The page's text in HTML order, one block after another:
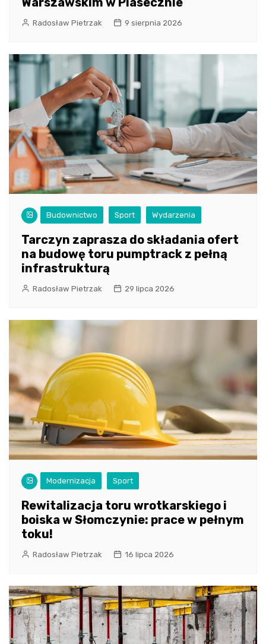
Radosław Pietrzak 9 sierpnia 2026
Budownictwo Sport Wydarzenia
Tarczyn zaprasza do składania ofert
na budowę toru pumptrack z pełną
infrastrukturą
Radosław Pietrzak 29 lipca 2026
Modernizacja Sport
Rewitalizacja toru wrotkarskiego i
boiska w Słomczynie: prace w pełnym
toku!
Radosław Pietrzak 16 lipca 2026